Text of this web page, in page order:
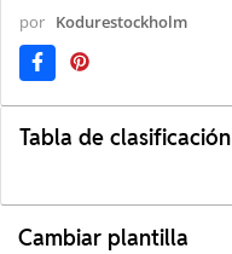
por Kodurestockholm
Tabla de clasificación
Cambiar plantilla